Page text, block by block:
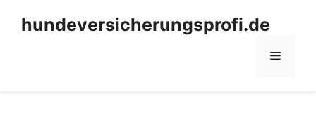
Inhalthundeversicherungsprofi.de
Menü